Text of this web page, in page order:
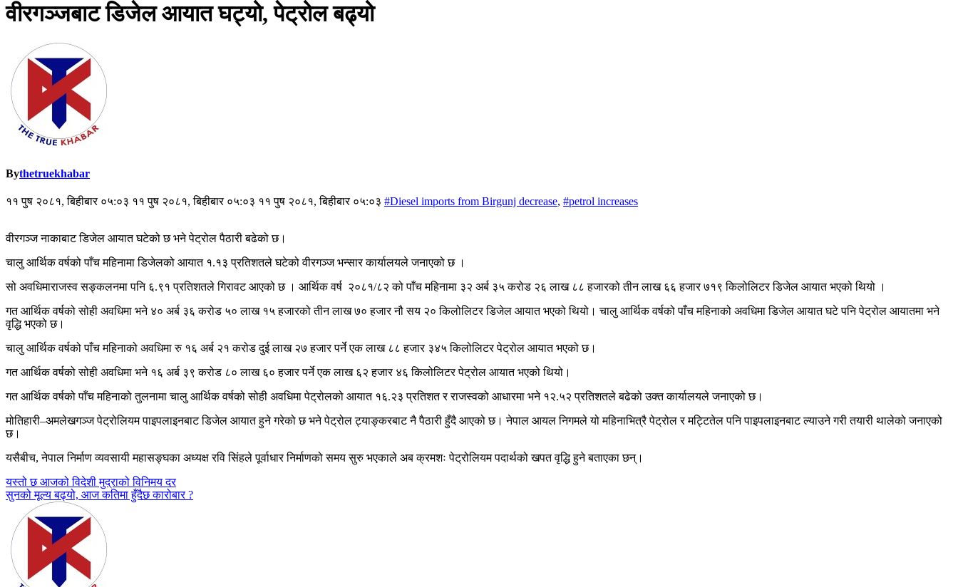
वीरगञ्जबाट डिजेल आयात घट्यो, पेट्रोल बढ्यो
Bythetruekhabar
११ पुष २०८१, बिहीबार ०५:०३ ११ पुष २०८१, बिहीबार ०५:०३ ११ पुष २०८१, बिहीबार ०५:०३ #Diesel imports from Birgunj decrease, #petrol increases
वीरगञ्ज नाकाबाट डिजेल आयात घटेको छ भने पेट्रोल पैठारी बढेको छ।
चालु आर्थिक वर्षको पाँच महिनामा डिजेलको आयात १.१३ प्रतिशतले घटेको वीरगञ्ज भन्सार कार्यालयले जनाएको छ ।
सो अवधिमाराजस्व सङ्कलनमा पनि ६.९१ प्रतिशतले गिरावट आएको छ । आर्थिक वर्ष २०८१/८२ को पाँच महिनामा ३२ अर्ब ३५ करोड २६ लाख ८८ हजारको तीन लाख ६६ हजार ७१९ किलोलिटर डिजेल आयात भएको थियो ।
गत आर्थिक वर्षको सोही अवधिमा भने ४० अर्ब ३६ करोड ५० लाख १५ हजारको तीन लाख ७० हजार नौ सय २० किलोलिटर डिजेल आयात भएको थियो। चालु आर्थिक वर्षको पाँच महिनाको अवधिमा डिजेल आयात घटे पनि पेट्रोल आयातमा भने
वृद्धि भएको छ।
चालु आर्थिक वर्षको पाँच महिनाको अवधिमा रु १६ अर्ब २१ करोड दुई लाख २७ हजार पर्ने एक लाख ८८ हजार ३४५ किलोलिटर पेट्रोल आयात भएको छ।
गत आर्थिक वर्षको सोही अवधिमा भने १६ अर्ब ३९ करोड ८० लाख ६० हजार पर्ने एक लाख ६२ हजार ४६ किलोलिटर पेट्रोल आयात भएको थियो।
गत आर्थिक वर्षको पाँच महिनाको तुलनामा चालु आर्थिक वर्षको सोही अवधिमा पेट्रोलको आयात १६.२३ प्रतिशत र राजस्वको आधारमा भने १२.५२ प्रतिशतले बढेको उक्त कार्यालयले जनाएको छ।
मोतिहारी–अमलेखगञ्ज पेट्रोलियम पाइपलाइनबाट डिजेल आयात हुने गरेको छ भने पेट्रोल ट्याङ्करबाट नै पैठारी हुँदै आएको छ। नेपाल आयल निगमले यो महिनाभित्रै पेट्रोल र मट्टितेल पनि पाइपलाइनबाट ल्याउने गरी तयारी थालेको जनाएको
छ।
यसैबीच, नेपाल निर्माण व्यवसायी महासङ्घका अध्यक्ष रवि सिंहले पूर्वाधार निर्माणको समय सुरु भएकाले अब क्रमशः पेट्रोलियम पदार्थको खपत वृद्धि हुने बताएका छन्।
Post
navigation
यस्तो छ आजको विदेशी मुद्राको विनिमय दर
सुनको मूल्य बढ्यो, आज कतिमा हुँदैछ कारोबार ?